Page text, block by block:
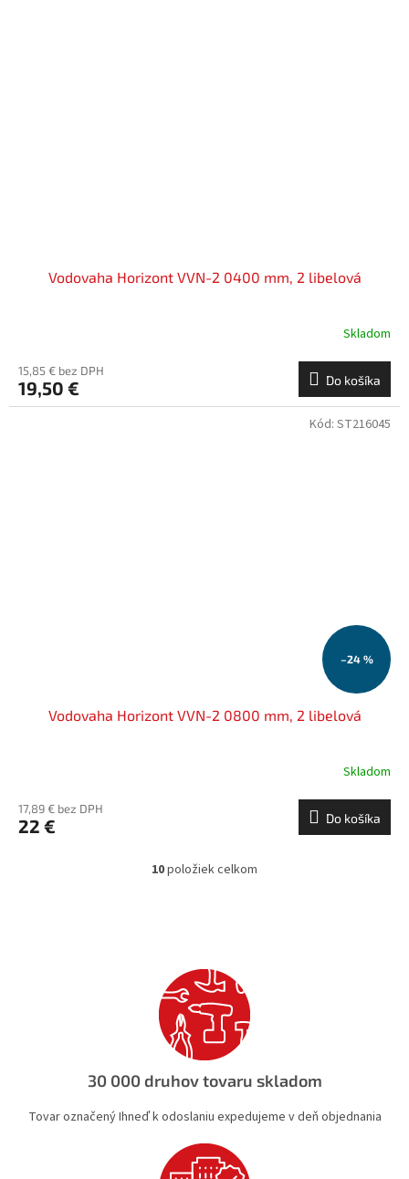
Vodovaha Horizont VVN-2 0400 mm, 2 libelová
Skladom
15,85 € bez DPH
19,50 € Do košíka
–24 %
Vodovaha Horizont VVN-2 0800 mm, 2 libelová
Skladom
17,89 € bez DPH
22 € Do košíka
Kód: ST216045
O
c
i
e
p
r
v
k
v
p
i
10položiek celkom
30 000 druhov tovaru skladom
Tovar označený Ihneď k odoslaniu expedujeme v deň objednania